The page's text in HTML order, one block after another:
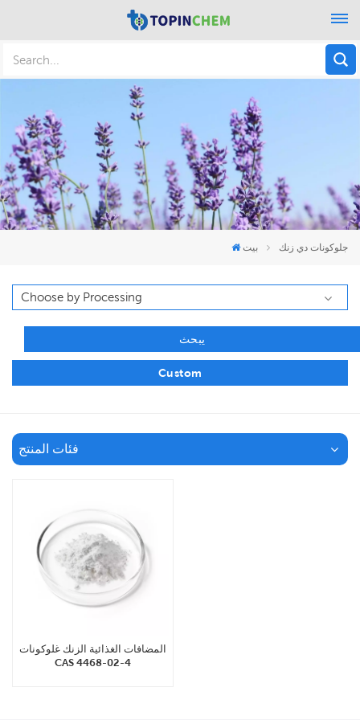
بيت جلوكونات دي زنك
يبحث
Custom
فئات المنتج
المضافات الغذائية الزنك غلوكونات
CAS 4468-02-4